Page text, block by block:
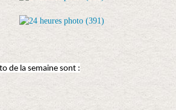
de la semaine sont :